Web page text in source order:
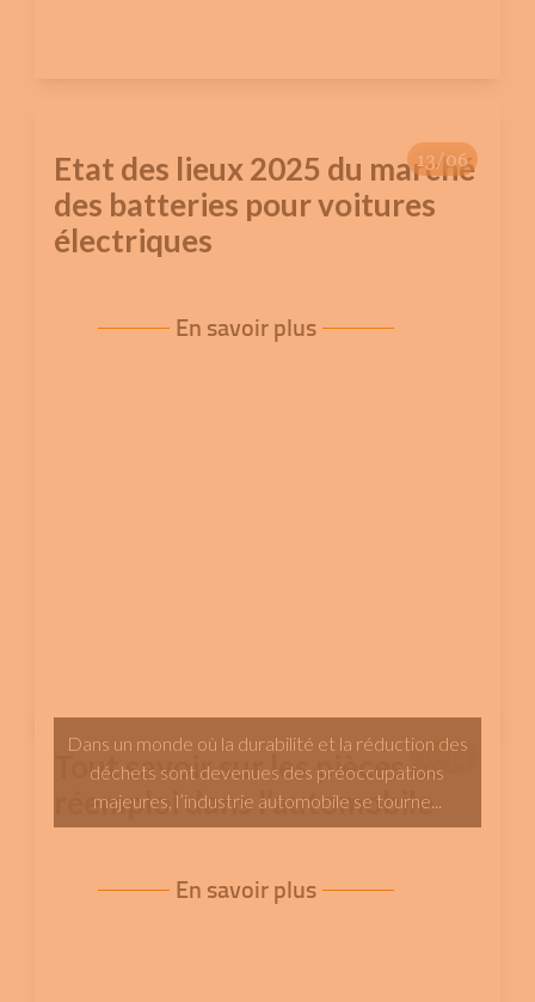
13/06
Etat des lieux 2025 du marché
des batteries pour voitures
électriques
En savoir plus
17/10
Dans un monde où la durabilité et la réduction des
déchets sont devenues des préoccupations
majeures, l’industrie automobile se tourne...
Tout savoir sur les pièces de
réemploi dans l’automobile
En savoir plus